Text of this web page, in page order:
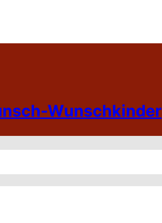
Wunschkinder